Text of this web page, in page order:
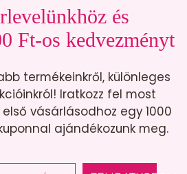
és
Ft-os kedvezményt
termékeinkről, különleges
Iratkozz fel most
vásárlásodhoz egy 1000
ajándékozunk meg.